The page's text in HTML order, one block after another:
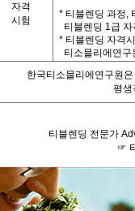
자격
시험
* 티블렌딩 과정,
티블렌딩 1급
* 티블렌딩 자격
티소믈리에연
한국티소믈리에연구원
평생
티블렌딩 전문가
☞